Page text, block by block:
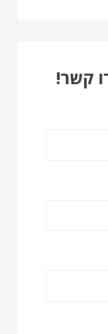
קשר!